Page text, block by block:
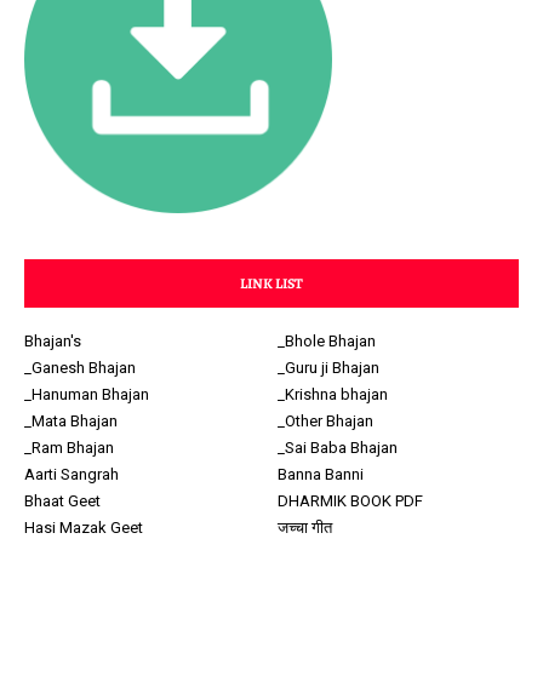
LINK LIST
Bhajan's
_Bhole Bhajan
_Ganesh Bhajan
_Guru ji Bhajan
_Hanuman Bhajan
_Krishna bhajan
_Mata Bhajan
_Other Bhajan
_Ram Bhajan
_Sai Baba Bhajan
Aarti Sangrah
Banna Banni
Bhaat Geet
DHARMIK BOOK PDF
Hasi Mazak Geet
जच्चा गीत